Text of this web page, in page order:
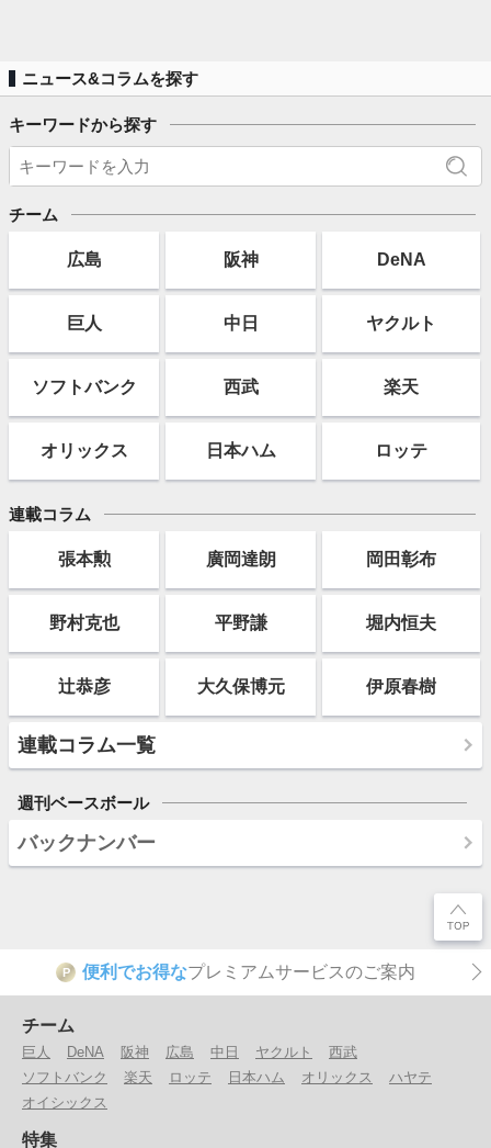
ニュース&コラムを探す
キーワードから探す
チーム
広島 阪神 DeNA
巨人 中日 ヤクルト
ソフトバンク 西武 楽天
オリックス 日本ハム ロッテ
連載コラム
張本勲 廣岡達朗 岡田彰布
野村克也 平野謙 堀内恒夫
辻恭彦 大久保博元 伊原春樹
連載コラム一覧
週刊ベースボール
バックナンバー
P 便利でお得なプレミアムサービスのご案内
チーム
巨人 DeNA 阪神 広島 中日 ヤクルト
西武
ソフトバンク
楽天 ロッテ 日本ハム オリックス
ハヤテ
オイシックス
特集